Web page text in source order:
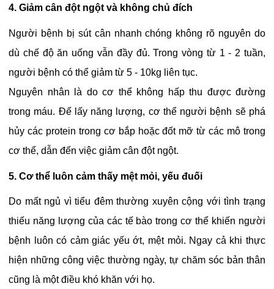
4. Giảm cân đột ngột và không chủ đích
Người bệnh bị sút cân nhanh chóng không rõ nguyên do
dù chế độ ăn uống vẫn đầy đủ. Trong vòng từ 1 - 2 tuần,
người bệnh có thể giảm từ 5 - 10kg liên tục.
Nguyên nhân là do cơ thể không hấp thu được đường
trong máu. Để lấy năng lượng, cơ thể người bệnh sẽ phá
hủy các protein trong cơ bắp hoặc đốt mỡ từ các mô trong
cơ thể, dẫn đến việc giảm cân đột ngột.
5. Cơ thể luôn cảm thấy mệt mỏi, yếu đuối
Do mất ngủ vì tiểu đêm thường xuyên cộng với tình trạng
thiếu năng lượng của các tế bào trong cơ thể khiến người
bệnh luôn có cảm giác yếu ớt, mệt mỏi. Ngay cả khi thực
hiện những công việc thường ngày, tự chăm sóc bản thân
cũng là một điều khó khăn với họ.